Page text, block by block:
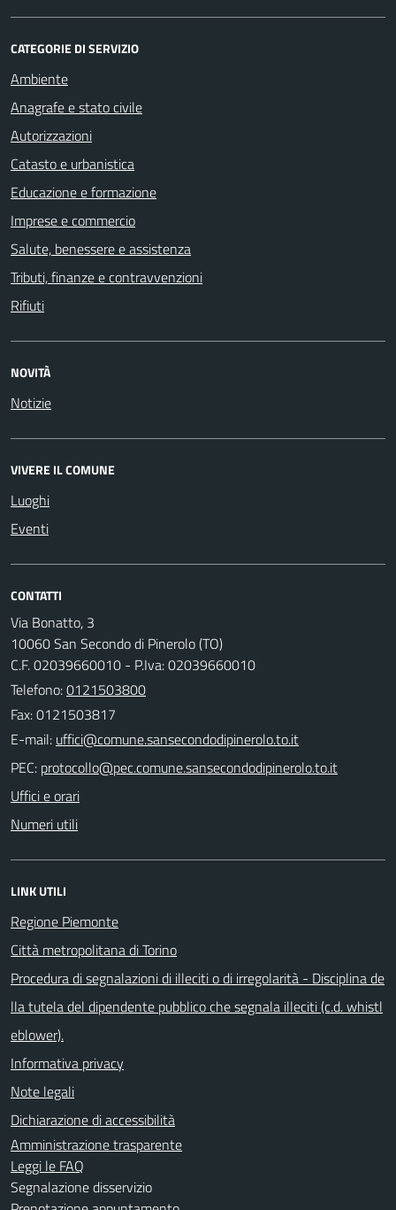
CATEGORIE DI SERVIZIO
Ambiente
Anagrafe e stato civile
Autorizzazioni
Catasto e urbanistica
Educazione e formazione
Imprese e commercio
Salute, benessere e assistenza
Tributi, finanze e contravvenzioni
Rifiuti
NOVITÀ
Notizie
VIVERE IL COMUNE
Luoghi
Eventi
CONTATTI
Via Bonatto, 3
10060 San Secondo di Pinerolo (TO)
C.F. 02039660010 - P.Iva: 02039660010
Telefono:0121503800
Fax: 0121503817
E-mail:
PEC:
Uffici e orari
Numeri utili
LINK UTILI
Regione Piemonte
Città metropolitana di Torino
Procedura di segnalazioni di illeciti o di irregolarità - Disciplina de
lla tutela del dipendente pubblico che segnala illeciti (c.d. whistl
eblower).
Informativa privacy
Note legali
Dichiarazione di accessibilità
Amministrazione trasparente
Leggi le FAQ
Segnalazione disservizio